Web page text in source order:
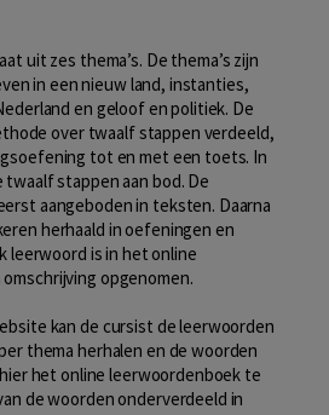
uit zes thema’s. De thema’s zijn
in een nieuw land, instanties,
en geloof en politiek. De
over twaalf stappen verdeeld,
tot en met een toets. In
stappen aan bod. De
aangeboden in teksten. Daarna
herhaald in oefeningen en
leerwoord is in het online
opgenomen.
kan de cursist de leerwoorden
thema herhalen en de woorden
het online leerwoordenboek te
de woorden onderverdeeld in